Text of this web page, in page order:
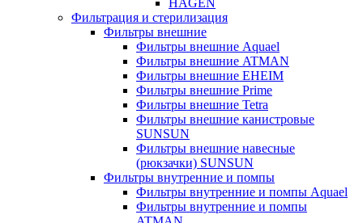
HAGEN
Фильтрация и стерилизация
Фильтры внешние
Фильтры внешние Aquael
Фильтры внешние ATMAN
Фильтры внешние EHEIM
Фильтры внешние Prime
Фильтры внешние Tetra
Фильтры внешние канистровые
SUNSUN
Фильтры внешние навесные
(рюкзачки) SUNSUN
Фильтры внутренние и помпы
Фильтры внутренние и помпы Aquael
Фильтры внутренние и помпы